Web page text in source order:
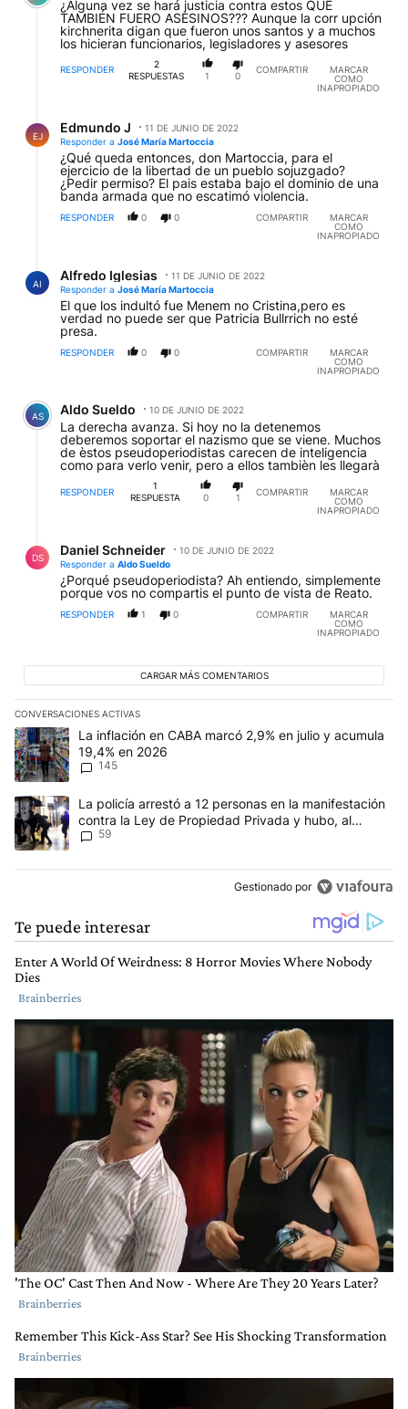
¿Alguna vez se hará justicia contra estos QUE
TAMBIÉN FUERO ASESINOS??? Aunque la corr upción
kirchnerita digan que fueron unos santos y a muchos
los hicieran funcionarios, legisladores y asesores
RESPONDER
2
RESPUESTAS
1 0
COMPARTIR
MARCAR
COMO
INAPROPIADO
EJ
Edmundo J
11 DE JUNIO DE 2022
Responder a José María Martoccia
¿Qué queda entonces, don Martoccia, para el
ejercicio de la libertad de un pueblo sojuzgado?
¿Pedir permiso? El pais estaba bajo el dominio de una
banda armada que no escatimó violencia.
RESPONDER 0 0 COMPARTIR
MARCAR
COMO
INAPROPIADO
AI
Alfredo Iglesias
11 DE JUNIO DE 2022
Responder a José María Martoccia
El que los indultó fue Menem no Cristina,pero es
verdad no puede ser que Patricia Bullrrich no esté
presa.
RESPONDER 0 0 COMPARTIR
MARCAR
COMO
INAPROPIADO
Comentario de Aldo Sueldo.
AS Aldo Sueldo 10 DE JUNIO DE 2022
La derecha avanza. Si hoy no la detenemos
deberemos soportar el nazismo que se viene. Muchos
de èstos pseudoperiodistas carecen de inteligencia
como para verlo venir, pero a ellos tambièn les llegarà
RESPONDER
1
RESPUESTA
0 1
COMPARTIR
MARCAR
COMO
INAPROPIADO
DS
Daniel Schneider
10 DE JUNIO DE 2022
Responder a Aldo Sueldo
¿Porqué pseudoperiodista? Ah entiendo, simplemente
porque vos no compartis el punto de vista de Reato.
RESPONDER 1 0 COMPARTIR
MARCAR
COMO
INAPROPIADO
CARGAR MÁS COMENTARIOS
CONVERSACIONES ACTIVAS
Este listado muestra los artículos con más comentarios en los
Un artículo de tendencia con el título "La inflación en CABA
La inflación en CABA marcó 2,9% en julio y acumula
19,4% en 2026
145
Un artículo de tendencia con el título "La policía arrestó a 12
La policía arrestó a 12 personas en la manifestación
contra la Ley de Propiedad Privada y hubo, al
menos, 3 agentes heridos
59
Gestionado por